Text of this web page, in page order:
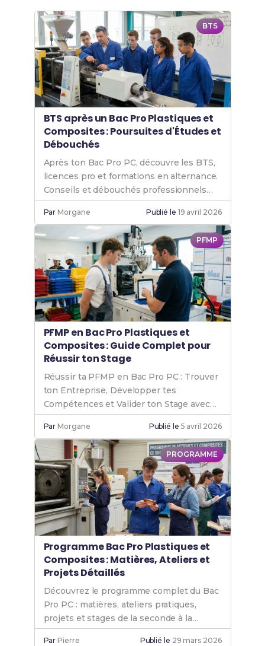
BTS
BTS après un Bac Pro Plastiques et
Composites : Poursuites d'Études et
Débouchés
Après ton Bac Pro PC, découvre les BTS,
licences pro et formations en alternance.
Conseils et débouchés professionnels
garantis.
Par Morgane Publié le 19 avril 2026
PFMP
PFMP en Bac Pro Plastiques et
Composites : Guide Complet pour
Réussir ton Stage
Réussir ta PFMP en Bac Pro PC : Trouver
ton Entreprise, Développer tes
Compétences et Valider ton Stage avec
Succès.
Par Morgane Publié le 5 avril 2026
PROGRAMME
Programme Bac Pro Plastiques et
Composites : Matières, Ateliers et
Projets Détaillés
Découvrez le programme complet du Bac
Pro PC : matières, ateliers pratiques,
projets et stages de la seconde à la
terminale.
Par Pierre Publié le 29 mars 2026